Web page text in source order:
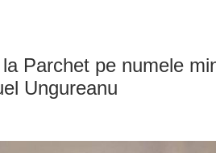
Parchet pe numele
Ungureanu